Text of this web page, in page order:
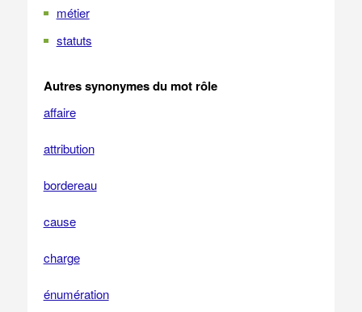
métier
statuts
Autres synonymes du mot rôle
affaire
attribution
bordereau
cause
charge
énumération